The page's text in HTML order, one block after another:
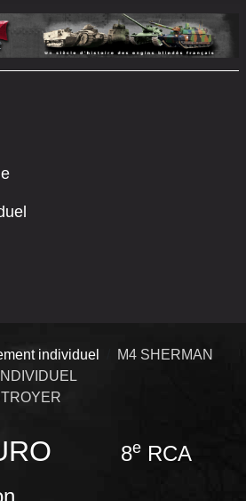
individuel
M4 SHERMAN
8eRCA